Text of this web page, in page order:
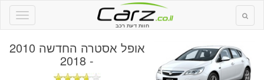
חוות דעת רכב
אופל אסטרה החדשה 2010
- 2018